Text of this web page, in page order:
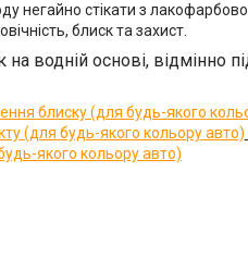
негайно стікати з
блиск та захист.
на водній основі, відмінно
блиску (для будь-якого
(для будь-якого кольору авто)
якого кольору авто)